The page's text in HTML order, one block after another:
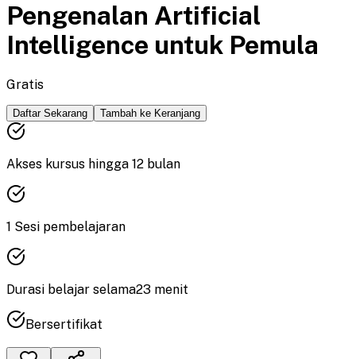
Pengenalan Artificial
Intelligence untuk Pemula
Gratis
Daftar Sekarang Tambah ke Keranjang
Akses kursus hingga 12 bulan
1 Sesi pembelajaran
Durasi belajar selama23 menit
Bersertifikat